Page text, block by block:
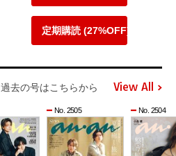
定期購読 (27%OFF)
過去の号はこちらから View All
No. 2505 No. 2504